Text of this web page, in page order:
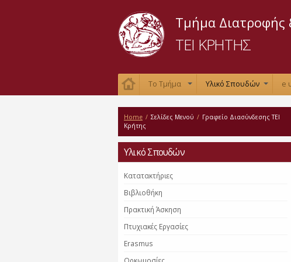
Τμήμα Διατροφής
ΤΕΙ ΚΡΗΤΗΣ
Το Τμήμα Υλικό Σπουδών e
Home / Σελίδες Μενού / Γραφείο Διασύνδεσης ΤΕΙ
Κρήτης
Υλικό Σπουδών
Κατατακτήριες
Βιβλιοθήκη
Πρακτική Άσκηση
Πτυχιακές Εργασίες
Erasmus